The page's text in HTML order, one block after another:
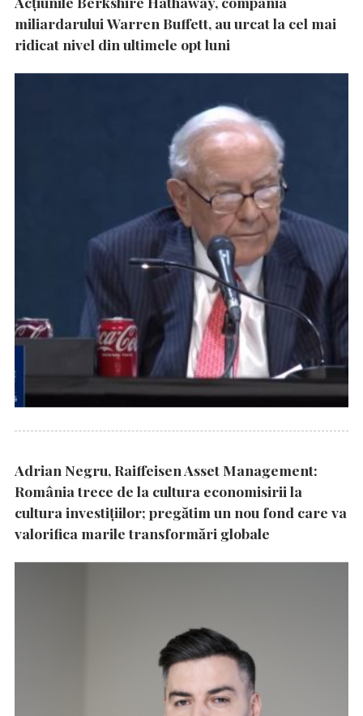
miliardarului Warren Buffett, au urcat la cel mai
ridicat nivel din ultimele opt luni
Adrian Negru, Raiffeisen Asset Management:
România trece de la cultura economisirii la
cultura investițiilor; pregătim un nou fond care va
valorifica marile transformări globale